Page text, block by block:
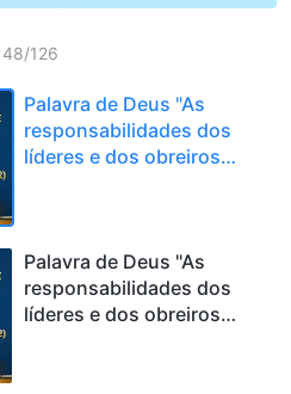
48/126
Palavra de Deus "As
responsabilidades dos
líderes e dos obreiros
Palavra de Deus "As
responsabilidades dos
líderes e dos obreiros